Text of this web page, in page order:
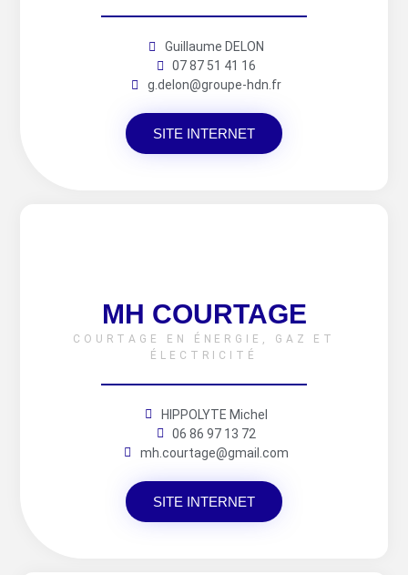
Guillaume DELON
07 87 51 41 16
g.delon@groupe-hdn.fr
SITE INTERNET
MH COURTAGE
COURTAGE EN ÉNERGIE, GAZ ET
ÉLECTRICITÉ
HIPPOLYTE Michel
06 86 97 13 72
mh.courtage@gmail.com
SITE INTERNET